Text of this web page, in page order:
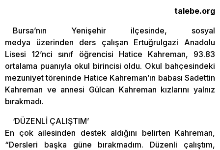
talebe.org
Bursa’nın Yenişehir ilçesinde, sosyal
medya üzerinden ders çalışan Ertuğrulgazi Anadolu
Lisesi 12’nci sınıf öğrencisi Hatice Kahreman, 93.83
ortalama puanıyla okul birincisi oldu. Okul bahçesindeki
mezuniyet töreninde Hatice Kahreman’ın babası Sadettin
Kahreman ve annesi Gülcan Kahreman kızlarını yalnız
bırakmadı.
‘DÜZENLİ ÇALIŞTIM’
En çok ailesinden destek aldığını belirten Kahreman,
“Dersleri başka güne bırakmadım. Düzenli çalıştım,